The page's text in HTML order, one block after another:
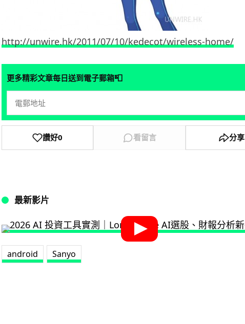
http://unwire.hk/2011/07/10/kedecot/wireless-home/
更多精彩文章每日送到電子郵箱📮
讚好0 看留言 分享
最新影片
android Sanyo